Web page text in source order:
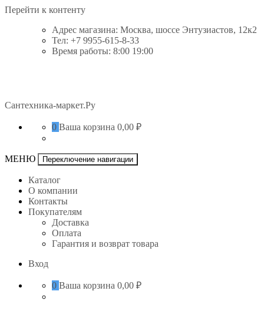
Перейти к контенту
Адрес магазина: Москва, шоссе Энтузиастов, 12к2
Тел: +7 9955-615-8-33
Время работы: 8:00 19:00
Сантехника-маркет.Ру
0 Ваша корзина 0,00 ₽
МЕНЮ Переключение навигации
Каталог
О компании
Контакты
Покупателям
Доставка
Оплата
Гарантия и возврат товара
Вход
0 Ваша корзина 0,00 ₽